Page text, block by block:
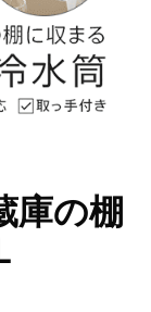
庫の棚